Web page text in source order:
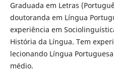
Graduada em Letras
doutoranda em Língua
experiência em
História da Língua. Tem
lecionando Língua
médio.